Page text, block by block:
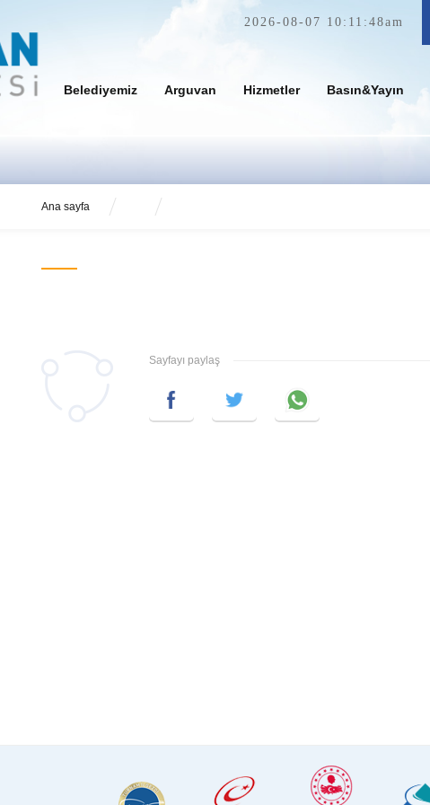
2026-08-07 10:11:48am
Belediyemiz Arguvan Hizmetler Basın&Yayın
Ana sayfa
Sayfayı paylaş